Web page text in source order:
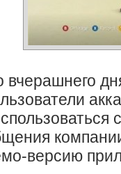
вчерашнего
версию